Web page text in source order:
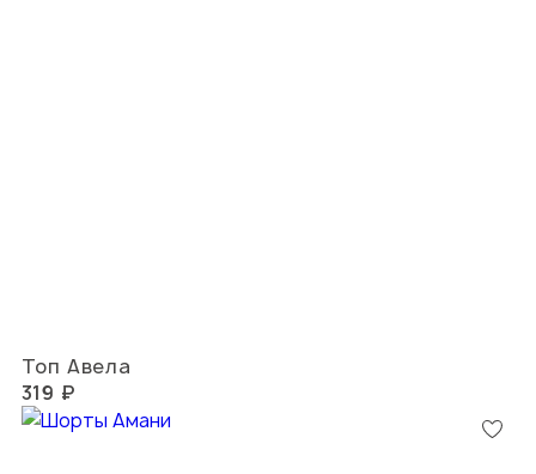
Топ Авела
319 ₽